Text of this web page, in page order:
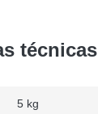
técnicas
5 kg